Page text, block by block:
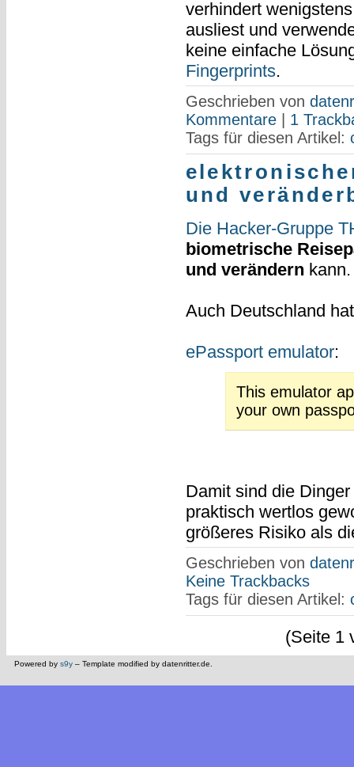
verhindert
ausliest und
keine einfache
Fingerprints.
Geschrieben von
Kommentare| 1
Tags für diesen Artikel:
und
Die Hacker-Gruppe
biometrische
und verändern kann.
Auch Deutschland
ePassport emulator:
This emulator
your own
Damit sind die
praktisch wertlos
größeres Risiko als
Geschrieben von
Keine Trackbacks
Tags für diesen Artikel:
(Seite 1
Powered by s9y – Template modified by datenritter.de.